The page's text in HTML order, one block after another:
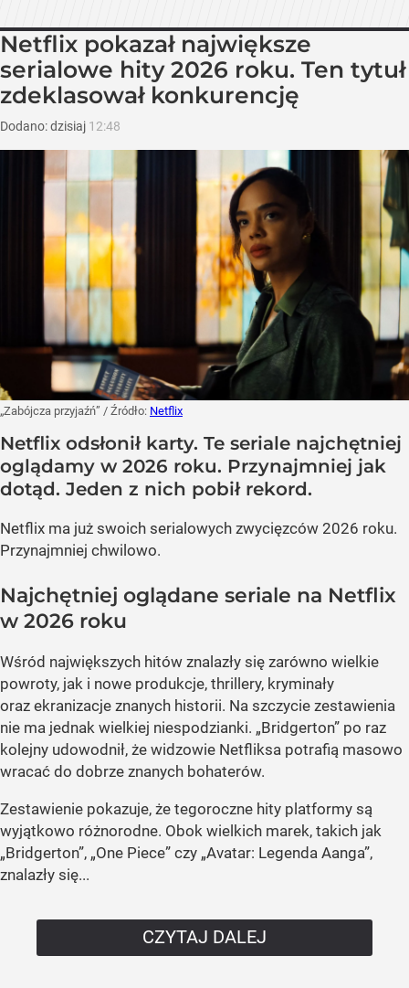
Netflix pokazał największe
serialowe hity 2026 roku. Ten tytuł
zdeklasował konkurencję
Dodano:dzisiaj 12:48
„Zabójcza przyjaźń” / Źródło: Netflix
Netflix odsłonił karty. Te seriale najchętniej
oglądamy w 2026 roku. Przynajmniej jak
dotąd. Jeden z nich pobił rekord.
Netflix ma już swoich serialowych zwycięzców 2026 roku.
Przynajmniej chwilowo.
Najchętniej oglądane seriale na Netflix
w 2026 roku
Wśród największych hitów znalazły się zarówno wielkie
powroty, jak i nowe produkcje, thrillery, kryminały
oraz ekranizacje znanych historii. Na szczycie zestawienia
nie ma jednak wielkiej niespodzianki. „Bridgerton” po raz
kolejny udowodnił, że widzowie Netfliksa potrafią masowo
wracać do dobrze znanych bohaterów.
Zestawienie pokazuje, że tegoroczne hity platformy są
wyjątkowo różnorodne. Obok wielkich marek, takich jak
„Bridgerton”, „One Piece” czy „Avatar: Legenda Aanga”,
znalazły się...
CZYTAJ DALEJ